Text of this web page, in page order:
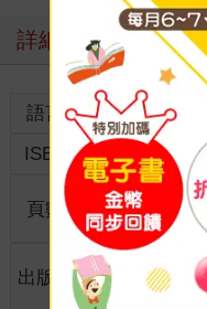
詳細資料
語言 中文繁體
ISBN
9789571087573
頁數 208
出版地 台灣